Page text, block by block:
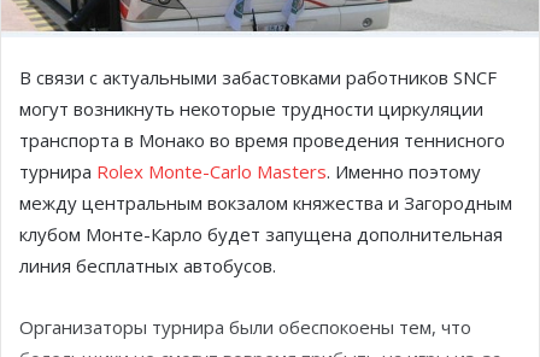
В связи с актуальными забастовками работников SNCF
могут возникнуть некоторые трудности циркуляции
транспорта в Монако во время проведения теннисного
турнира Rolex Monte-Carlo Masters. Именно поэтому
между центральным вокзалом княжества и Загородным
клубом Монте-Карло будет запущена дополнительная
линия бесплатных автобусов.
Организаторы турнира были обеспокоены тем, что